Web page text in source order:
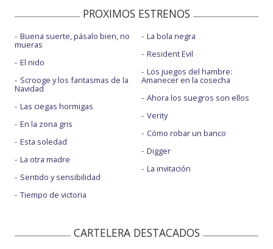
PROXIMOS ESTRENOS
Buena suerte, pásalo bien, no
mueras
El nido
Scrooge y los fantasmas de la
Navidad
Las ciegas hormigas
En la zona gris
Esta soledad
La otra madre
Sentido y sensibilidad
Tiempo de victoria
La bola negra
Resident Evil
Los juegos del hambre:
Amanecer en la cosecha
Ahora los suegros son ellos
Verity
Cómo robar un banco
Digger
La invitación
CARTELERA DESTACADOS